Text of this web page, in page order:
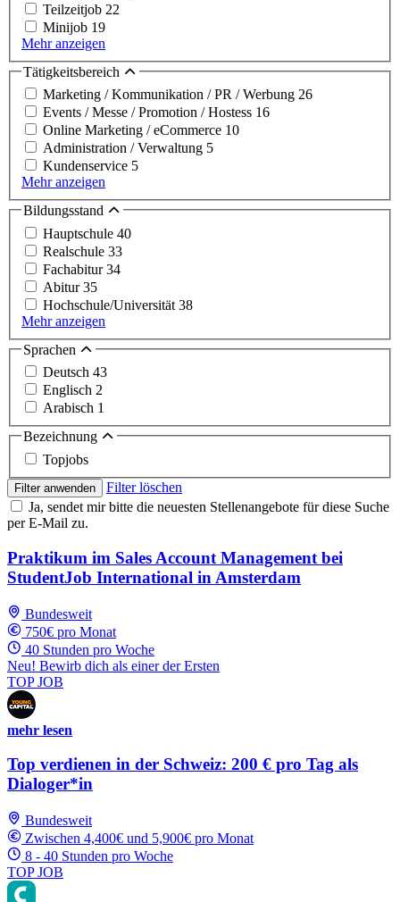
Teilzeitjob 22
Minijob 19
Mehr anzeigen
Tätigkeitsbereich
Marketing / Kommunikation / PR / Werbung 26
Events / Messe / Promotion / Hostess 16
Online Marketing / eCommerce 10
Administration / Verwaltung 5
Kundenservice 5
Mehr anzeigen
Bildungsstand
Hauptschule 40
Realschule 33
Fachabitur34
Abitur35
Hochschule/Universität 38
Mehr anzeigen
Sprachen
Deutsch 43
Englisch 2
Arabisch 1
Bezeichnung
Topjobs
Filter anwenden
Filter löschen
Ja, sendet mir bitte die neuesten Stellenangebote für diese Suche
per E-Mail zu.
Praktikum im Sales Account Management bei
StudentJob International in Amsterdam
Bundesweit
750€ pro Monat
40 Stunden pro Woche
Neu! Bewirb dich als einer der Ersten
TOP JOB
mehr lesen
Top verdienen in der Schweiz: 200 € pro Tag als
Dialoger*in
Bundesweit
Zwischen 4,400€ und 5,900€ pro Monat
8 - 40 Stunden pro Woche
TOP JOB